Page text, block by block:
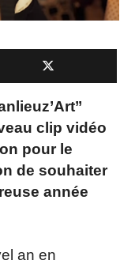
clip vidéo
pour le
de souhaiter
année
an en